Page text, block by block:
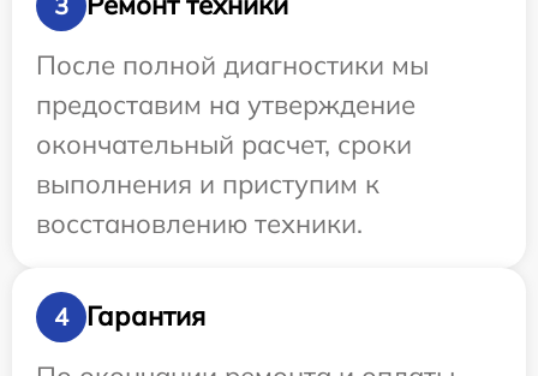
После полной диагностики мы
предоставим на утверждение
окончательный расчет, сроки
выполнения и приступим к
восстановлению техники.
4
Гарантия